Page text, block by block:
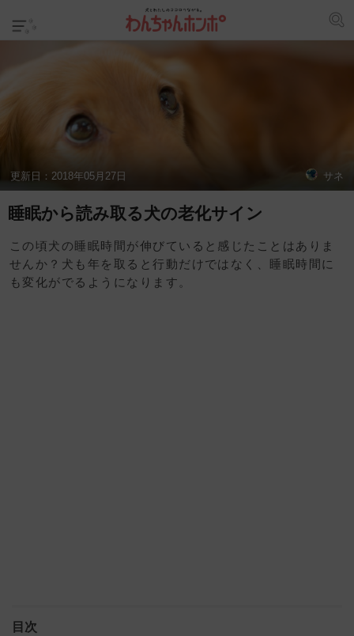
更新日： 2018年05月27日 サネ
睡眠から読み取る犬の老化サイン
この頃犬の睡眠時間が伸びていると感じたことはありま
せんか？犬も年を取ると行動だけではなく、睡眠時間に
も変化がでるようになります。
目次